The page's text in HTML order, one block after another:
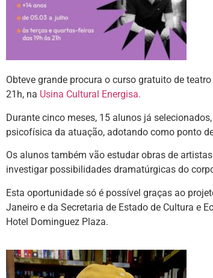
Obteve grande procura o curso gratuito de
21h, na Usina Cultural Energisa.
Durante cinco meses, 15 alunos já
psicofísica da atuação, adotando como ponto
Os alunos também vão estudar obras de
investigar possibilidades dramatúrgicas do
Esta oportunidade só é possível graças ao
Janeiro e da Secretaria de Estado de Cultura e
Hotel Dominguez Plaza.